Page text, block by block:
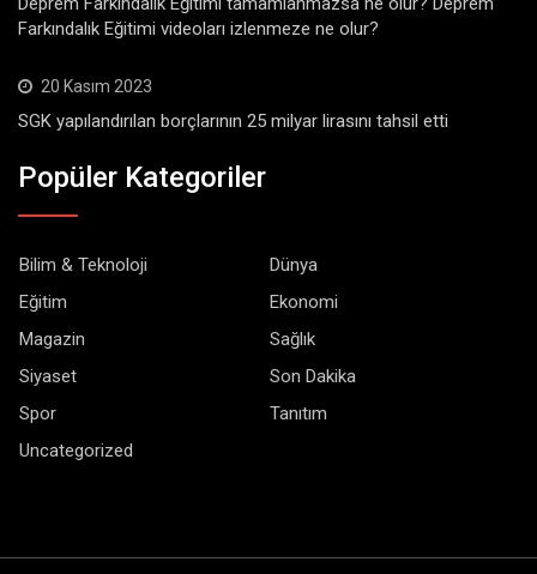
Farkındalık Eğitimi videoları izlenmeze ne olur?
20 Kasım 2023
SGK yapılandırılan borçlarının 25 milyar lirasını tahsil etti
Popüler Kategoriler
Bilim & Teknoloji
Dünya
Eğitim
Ekonomi
Magazin
Sağlık
Siyaset
Son Dakika
Spor
Tanıtım
Uncategorized